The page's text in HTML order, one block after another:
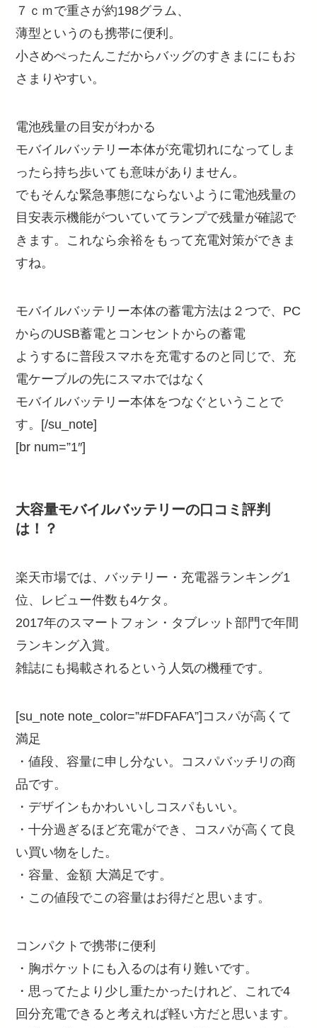
７ｃｍで重さが約198グラム、
薄型というのも携帯に便利。
小さめぺったんこだからバッグのすきまににもお
さまりやすい。
電池残量の目安がわかる
モバイルバッテリー本体が充電切れになってしま
ったら持ち歩いても意味がありません。
でもそんな緊急事態にならないように電池残量の
目安表示機能がついていてランプで残量が確認で
きます。これなら余裕をもって充電対策ができま
すね。
モバイルバッテリー本体の蓄電方法は２つで、PC
からのUSB蓄電とコンセントからの蓄電
ようするに普段スマホを充電するのと同じで、充
電ケーブルの先にスマホではなく
モバイルバッテリー本体をつなぐということで
す。[/su_note]
[br num=”1″]
大容量モバイルバッテリーの口コミ評判
は！？
楽天市場では、バッテリー・充電器ランキング1
位、レビュー件数も4ケタ。
2017年のスマートフォン・タブレット部門で年間
ランキング入賞。
雑誌にも掲載されるという人気の機種です。
[su_note note_color=”#FDFAFA”]コスパが高くて
満足
・値段、容量に申し分ない。コスパバッチリの商
品です。
・デザインもかわいいしコスパもいい。
・十分過ぎるほど充電ができ、コスパが高くて良
い買い物をした。
・容量、金額 大満足です。
・この値段でこの容量はお得だと思います。
コンパクトで携帯に便利
・胸ポケットにも入るのは有り難いです。
・思ってたより少し重たかったけれど、これで4
回分充電できると考えれば軽い方だと思います。